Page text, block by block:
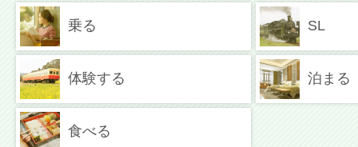
乗る SL
体験する 泊まる
食べる